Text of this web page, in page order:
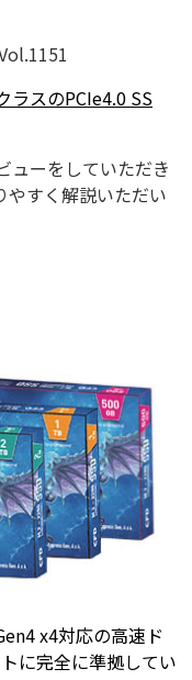
ラスのPCIe4.0 SS
ューをしていただき
やすく解説いただい
x4対応の高速ド
に完全に準拠してい